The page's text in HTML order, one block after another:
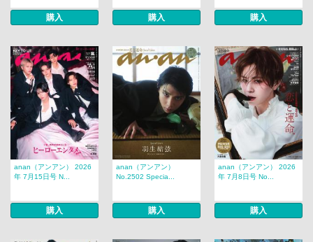
購入 購入 購入
anan（アンアン） 2026
年 7月15日号 N...
購入
anan（アンアン）
No.2502 Specia...
購入
anan（アンアン） 2026
年 7月8日号 No...
購入